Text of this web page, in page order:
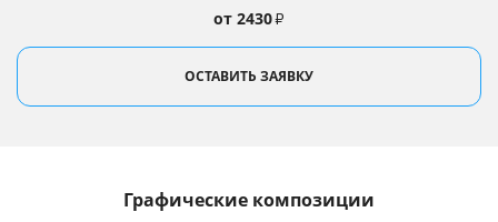
от 2430₽
ОСТАВИТЬ ЗАЯВКУ
Графические композиции